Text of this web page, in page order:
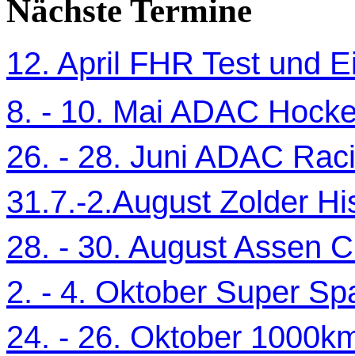
Nächste Termine
12. April FHR Test und
8. - 10. Mai ADAC
26. - 28. Juni ADAC
31.7.-2.August Zolder
28. - 30. August Assen
2. - 4. Oktober Super
24. - 26. Oktober